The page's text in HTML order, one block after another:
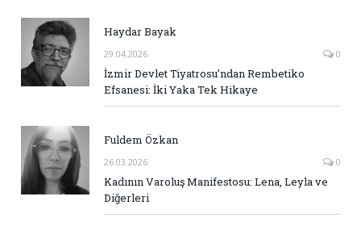
Haydar Bayak
29.04.2026 0
İzmir Devlet Tiyatrosu’ndan Rembetiko
Efsanesi: İki Yaka Tek Hikaye
Fuldem Özkan
26.03.2026 0
Kadının Varoluş Manifestosu: Lena, Leyla ve
Diğerleri